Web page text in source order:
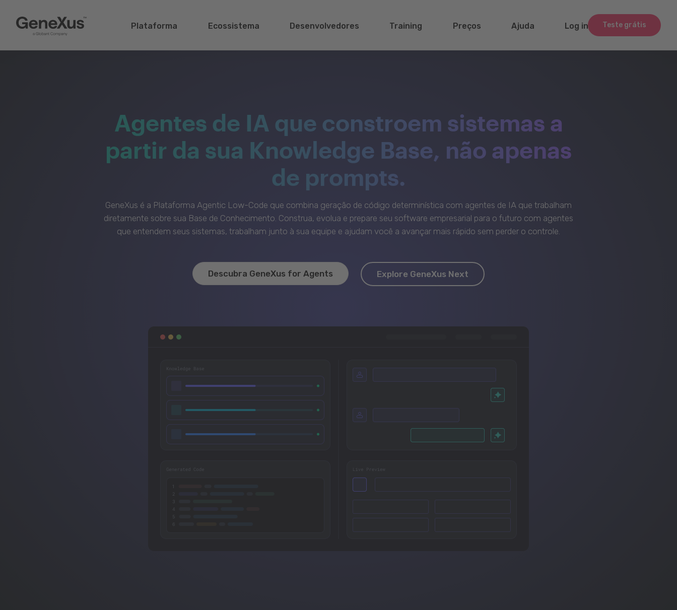
Teste grátis
Plataforma Ecossistema Desenvolvedores Training Preços Ajuda Log in
Agentes de IA que constroem sistemas a
partir da sua Knowledge Base, não apenas
de prompts.
GeneXus é a Plataforma Agentic Low-Code que combina geração de código determinística com agentes de IA que trabalham
diretamente sobre sua Base de Conhecimento. Construa, evolua e prepare seu software empresarial para o futuro com agentes
que entendem seus sistemas, trabalham junto à sua equipe e ajudam você a avançar mais rápido sem perder o controle.
Descubra GeneXus for Agents Explore GeneXus Next